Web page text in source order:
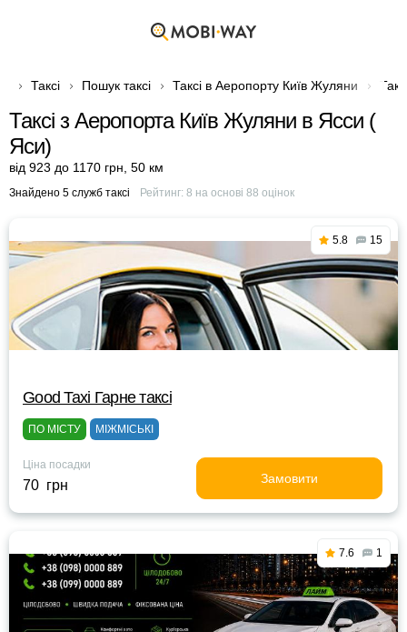
Таксі Пошук таксі Таксі в Аеропорту Київ Жуляни
Таксі з Аеропорта Київ Жуляни в Ясси (
Яси)
від 923 до 1170 грн 50 км
Знайдено 5 служб таксі Рейтинг: 8 на основі 88 оцінок
5.8 15
Good Taxi Гарне таксi
ПО МІСТУ МІЖМІСЬКІ
Ціна посадки
70 грн Замовити
7.6 1